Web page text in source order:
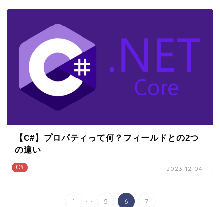
C#
【C#】プロパティって何？フィールドとの2つ
の違い
2023-12-04
1 ... 5 6 7